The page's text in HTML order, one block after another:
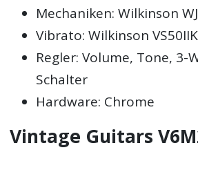
Mechaniken: Wilkinson
Vibrato: Wilkinson VS50IIK
Regler: Volume, Tone, 3-
Schalter
Hardware: Chrome
Vintage Guitars